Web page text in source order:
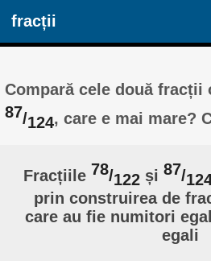
fracții
Compară cele două fracții
87/124, care e mai mare?
Fracțiile 78/122 și 87/
prin construirea de
care au fie numitori
egali